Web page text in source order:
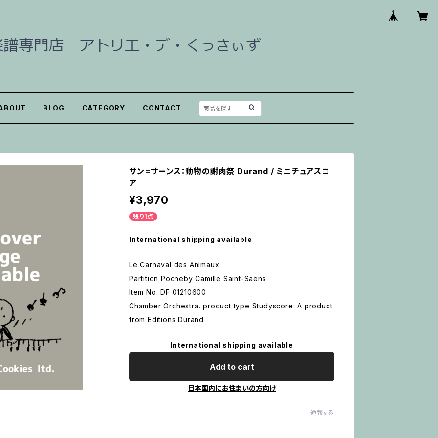
BLOG CATEGORY CONTACT
サン=サーンス：動物の謝肉祭 Durand / ミニチュアスコ
ア
¥3,970
残り1点
International shipping available
Le Carnaval des Animaux
Partition Pocheby Camille Saint-Saëns
Item No. DF 01210600
Chamber Orchestra. product type Studyscore. A product
from Editions Durand
International shipping available
Add to cart
日本国内にお住まいの方向け
通報する